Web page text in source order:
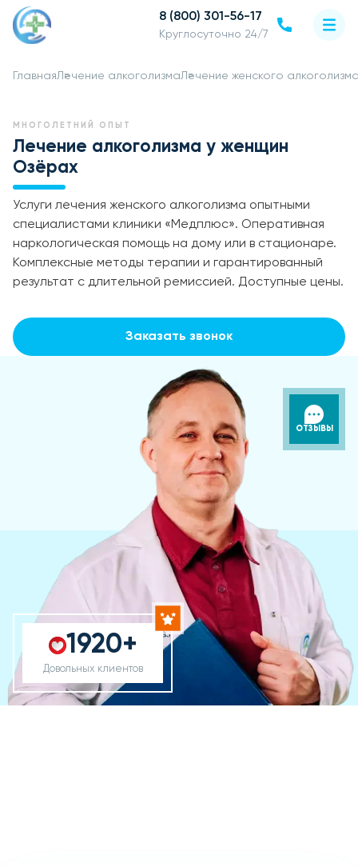
8 (800) 301-56-17
Круглосуточно 24/7
ГлавнаяЛечение алкоголизмаЛечение женского
МНОГОЛЕТНИЙ ОПЫТ
Лечение алкоголизма у женщин
Озёрах
Услуги лечения женского алкоголизма опытными
специалистами клиники «Медплюс». Оперативная
наркологическая помощь на дому или в стационаре.
Комплексные методы терапии и гарантированный
результат с длительной ремиссией. Доступные цены.
Заказать звонок
1920+
Довольных клиентов
ОТЗЫВЫ